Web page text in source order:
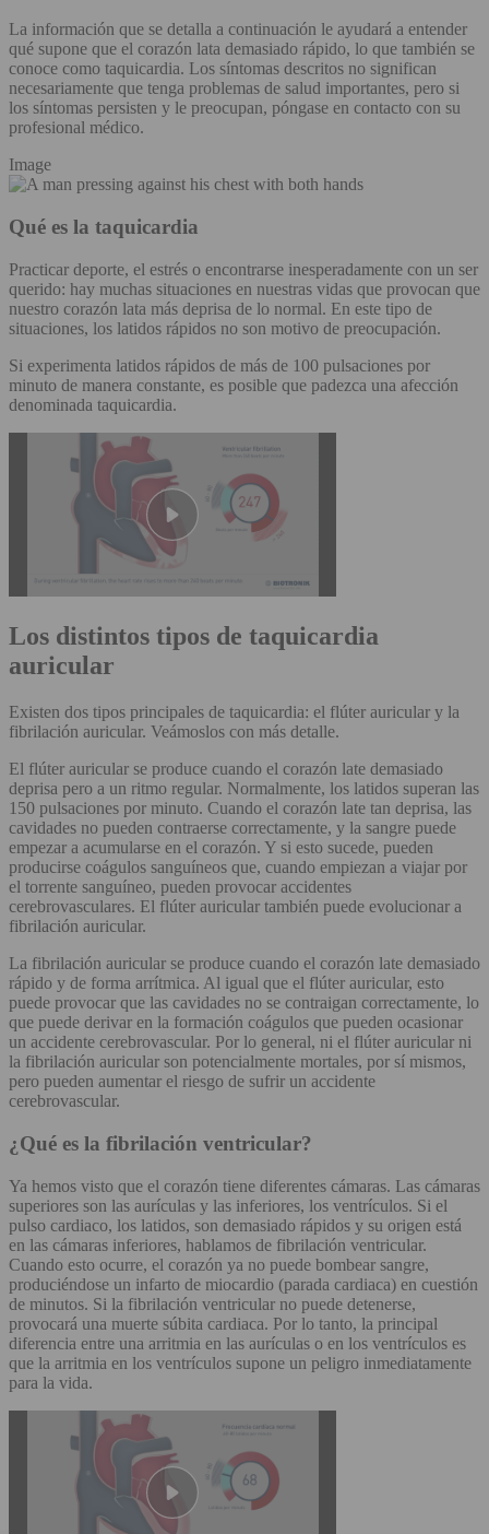
La información que se detalla a continuación le ayudará a entender
qué supone que el corazón lata demasiado rápido, lo que también se
conoce como taquicardia. Los síntomas descritos no significan
necesariamente que tenga problemas de salud importantes, pero si
los síntomas persisten y le preocupan, póngase en contacto con su
profesional médico.
Image
Qué es la taquicardia
Practicar deporte, el estrés o encontrarse inesperadamente con un ser
querido: hay muchas situaciones en nuestras vidas que provocan que
nuestro corazón lata más deprisa de lo normal. En este tipo de
situaciones, los latidos rápidos no son motivo de preocupación.
Si experimenta latidos rápidos de más de 100 pulsaciones por
minuto de manera constante, es posible que padezca una afección
denominada taquicardia.
Los distintos tipos de taquicardia
auricular
Existen dos tipos principales de taquicardia: el flúter auricular y la
fibrilación auricular. Veámoslos con más detalle.
El flúter auricular se produce cuando el corazón late demasiado
deprisa pero a un ritmo regular. Normalmente, los latidos superan las
150 pulsaciones por minuto. Cuando el corazón late tan deprisa, las
cavidades no pueden contraerse correctamente, y la sangre puede
empezar a acumularse en el corazón. Y si esto sucede, pueden
producirse coágulos sanguíneos que, cuando empiezan a viajar por
el torrente sanguíneo, pueden provocar accidentes
cerebrovasculares. El flúter auricular también puede evolucionar a
fibrilación auricular.
La fibrilación auricular se produce cuando el corazón late demasiado
rápido y de forma arrítmica. Al igual que el flúter auricular, esto
puede provocar que las cavidades no se contraigan correctamente, lo
que puede derivar en la formación coágulos que pueden ocasionar
un accidente cerebrovascular. Por lo general, ni el flúter auricular ni
la fibrilación auricular son potencialmente mortales, por sí mismos,
pero pueden aumentar el riesgo de sufrir un accidente
cerebrovascular.
¿Qué es la fibrilación ventricular?
Ya hemos visto que el corazón tiene diferentes cámaras. Las cámaras
superiores son las aurículas y las inferiores, los ventrículos. Si el
pulso cardiaco, los latidos, son demasiado rápidos y su origen está
en las cámaras inferiores, hablamos de fibrilación ventricular.
Cuando esto ocurre, el corazón ya no puede bombear sangre,
produciéndose un infarto de miocardio (parada cardiaca) en cuestión
de minutos. Si la fibrilación ventricular no puede detenerse,
provocará una muerte súbita cardiaca. Por lo tanto, la principal
diferencia entre una arritmia en las aurículas o en los ventrículos es
que la arritmia en los ventrículos supone un peligro inmediatamente
para la vida.